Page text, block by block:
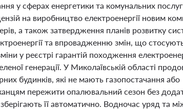
у сферах енергетики та комунальних
на виробництво електроенергії новим
а також затвердження планів розвитку
та впровадженню змін, що
у реєстрі гарантій походження
генерації. У Миколаївській області
будинків, які не мають газопостачання або
пережити опалювальний сезон без
її автоматично. Водночас уряд та